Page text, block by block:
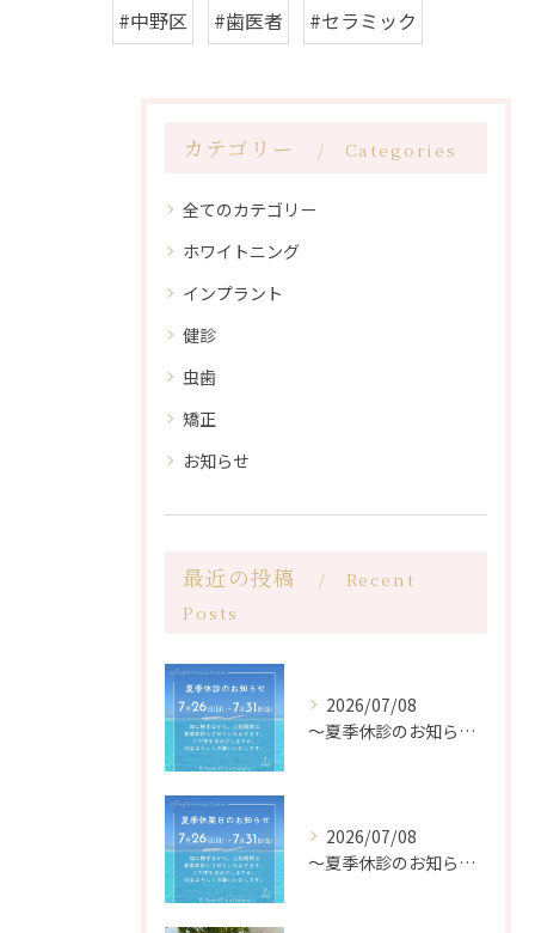
#中野区 #歯医者 #セラミック
カテゴリー Categories
全てのカテゴリー
ホワイトニング
インプラント
健診
虫歯
矯正
お知らせ
最近の投稿
Recent
Posts
2026/07/08
〜夏季休診のお知らせ〜
2026/07/08
〜夏季休診のお知らせ〜